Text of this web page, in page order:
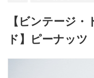
【ビンテージ
ド】ピーナッ